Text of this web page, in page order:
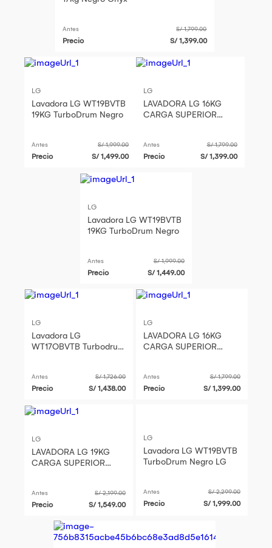
Antes S/ 1,799.00
Precio S/ 1,399.00
LG
Lavadora LG WT19BVTB
19KG TurboDrum Negro
Antes S/ 1,999.00
Precio S/ 1,499.00
LG
LAVADORA LG 16KG
CARGA SUPERIOR
Antes S/ 1,799.00
Precio S/ 1,399.00
LG
Lavadora LG WT19BVTB
19KG TurboDrum Negro
Antes S/ 1,999.00
Precio S/ 1,449.00
LG
Lavadora LG
WT17OBVTB Turbodrum
Antes S/ 1,726.00
Precio S/ 1,438.00
LG
LAVADORA LG 16KG
CARGA SUPERIOR
Antes S/ 1,799.00
Precio S/ 1,399.00
LG
LAVADORA LG 19KG
CARGA SUPERIOR
Antes S/ 2,199.00
Precio S/ 1,549.00
LG
Lavadora LG WT19BVTB
TurboDrum Negro LG
Antes S/ 2,299.00
Precio S/ 1,999.00